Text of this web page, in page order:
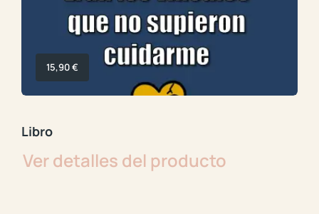
15,90€
Libro
Ver detalles del producto